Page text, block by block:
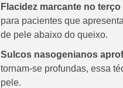
Flacidez marcante no
para pacientes que
de pele abaixo do queixo.
Sulcos nasogenianos
tornam-se profundas, essa
pele.